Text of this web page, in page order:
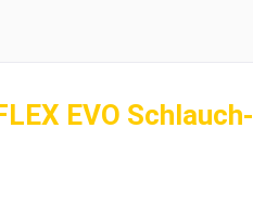
EVO Schlauch-